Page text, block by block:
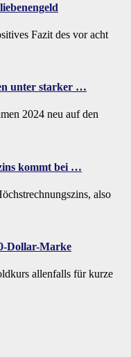
Fazit des vor acht
unter starker …
2024 neu auf den
kommt bei …
also
Dollar-Marke
allenfalls für kurze